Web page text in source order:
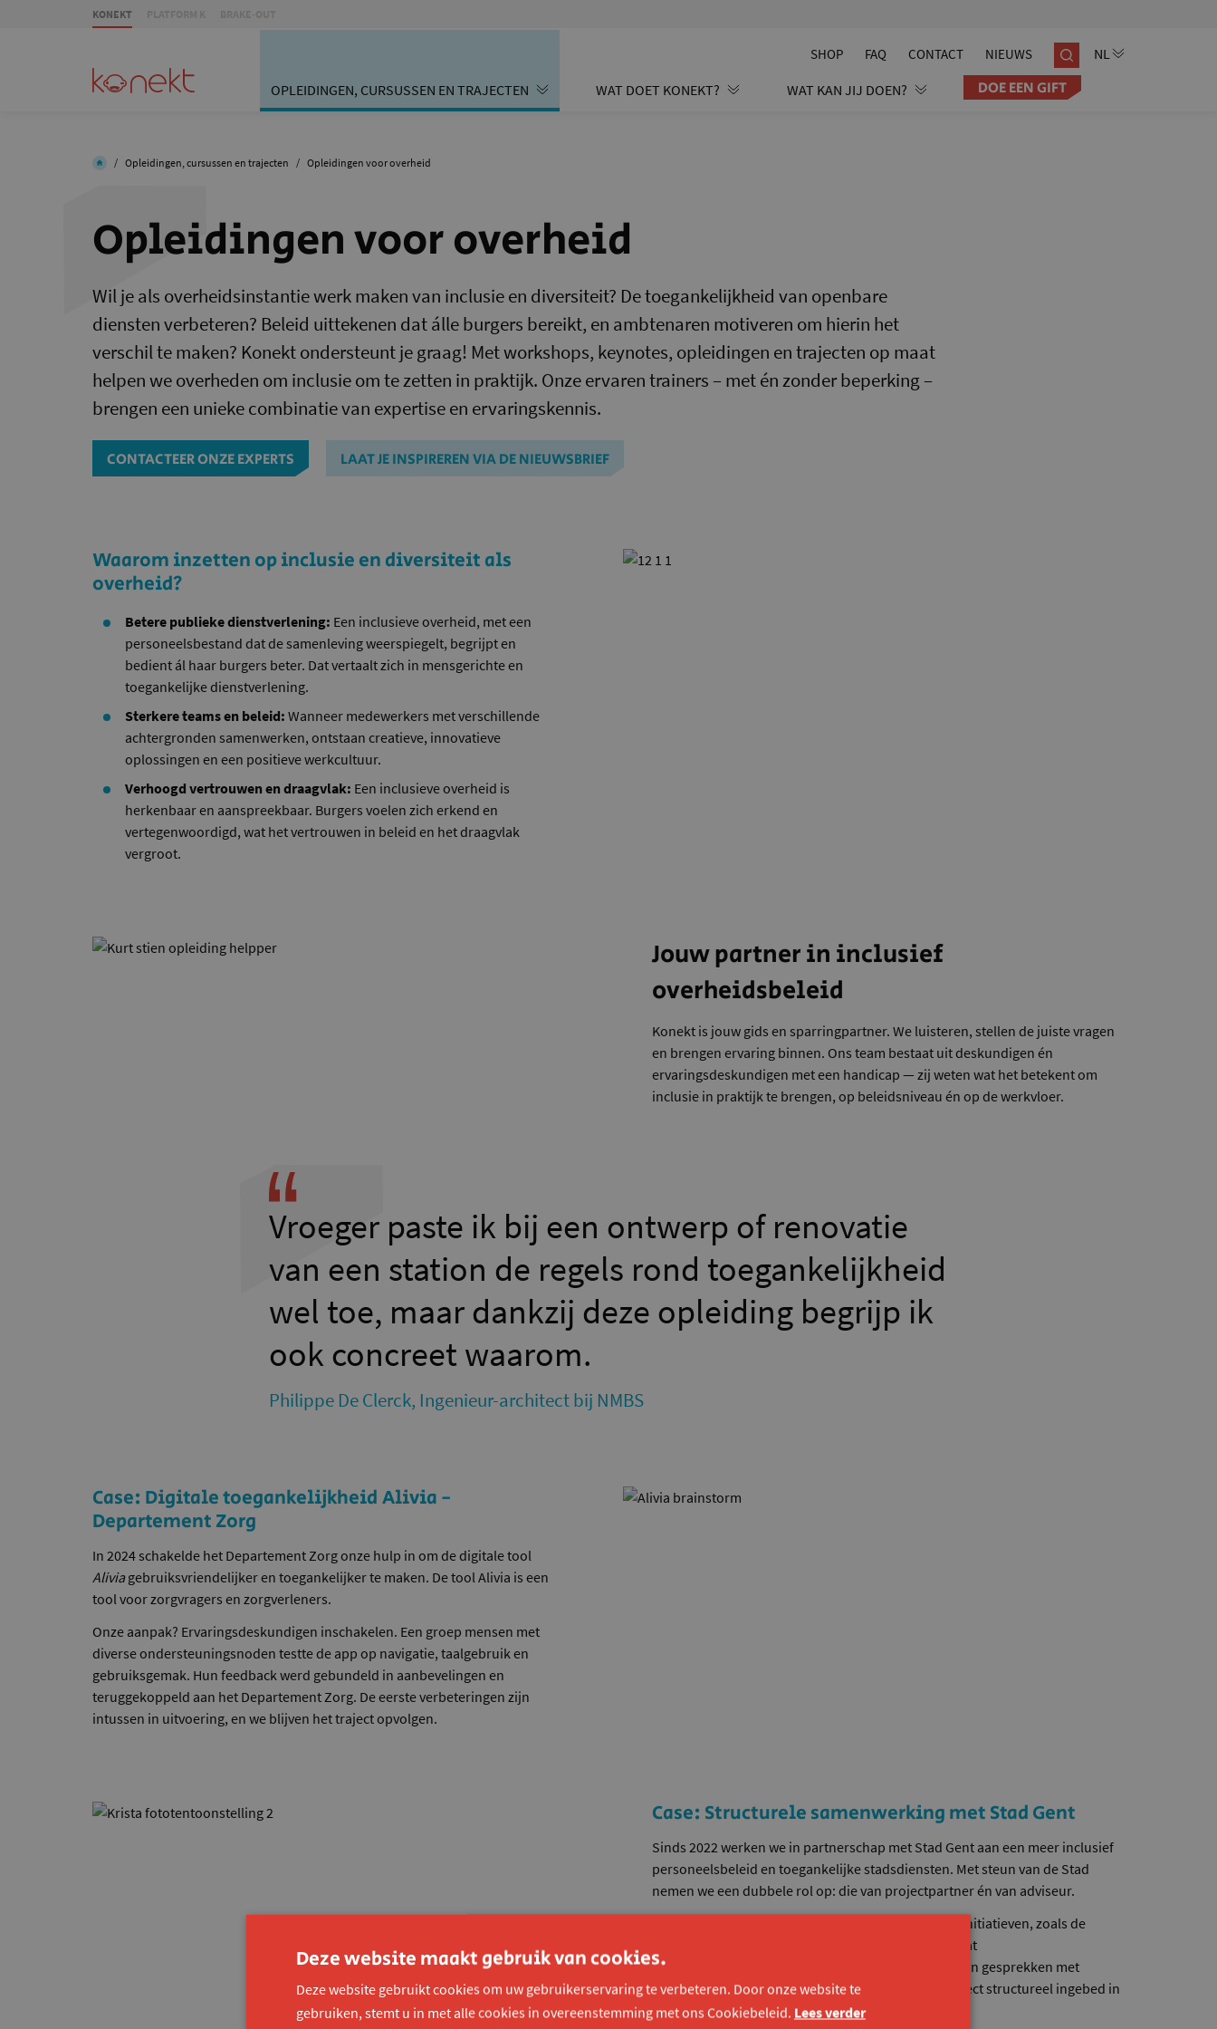
KONEKT
SHOP FAQ CONTACT NIEUWS
OPLEIDINGEN, CURSUSSEN EN TRAJECTEN WAT DOET KONEKT? WAT KAN JIJ DOEN? DOE EEN GIFT
/ Opleidingen, cursussen en trajecten / Opleidingen voor overheid
Opleidingen voor overheid
Wil je als overheidsinstantie werk maken van inclusie en diversiteit? De toegankelijkheid van openbare
diensten verbeteren? Beleid uittekenen dat álle burgers bereikt, en ambtenaren motiveren om hierin het
verschil te maken? Konekt ondersteunt je graag! Met workshops, keynotes, opleidingen en trajecten op maat
helpen we overheden om inclusie om te zetten in praktijk. Onze ervaren trainers – met én zonder beperking –
brengen een unieke combinatie van expertise en ervaringskennis.
CONTACTEER ONZE EXPERTS LAAT JE INSPIREREN VIA DE NIEUWSBRIEF
Waarom inzetten op inclusie en diversiteit als
overheid?
Betere publieke dienstverlening: Een inclusieve overheid, met een
personeelsbestand dat de samenleving weerspiegelt, begrijpt en
bedient ál haar burgers beter. Dat vertaalt zich in mensgerichte en
toegankelijke dienstverlening.
Sterkere teams en beleid: Wanneer medewerkers met verschillende
achtergronden samenwerken, ontstaan creatieve, innovatieve
oplossingen en een positieve werkcultuur.
Verhoogd vertrouwen en draagvlak: Een inclusieve overheid is
herkenbaar en aanspreekbaar. Burgers voelen zich erkend en
vertegenwoordigd, wat het vertrouwen in beleid en het draagvlak
vergroot.
Jouw partner in inclusief
overheidsbeleid
Konekt is jouw gids en sparringpartner. We luisteren, stellen de juiste vragen
en brengen ervaring binnen. Ons team bestaat uit deskundigen én
ervaringsdeskundigen met een handicap — zij weten wat het betekent om
inclusie in praktijk te brengen, op beleidsniveau én op de werkvloer.
Vroeger paste ik bij een ontwerp of renovatie
van een station de regels rond toegankelijkheid
wel toe, maar dankzij deze opleiding begrijp ik
ook concreet waarom.
Philippe De Clerck, Ingenieur-architect bij NMBS
Case: Digitale toegankelijkheid Alivia -
Departement Zorg
In 2024 schakelde het Departement Zorg onze hulp in om de digitale tool
Aliviagebruiksvriendelijker en toegankelijker te maken. De tool Alivia is een
tool voor zorgvragers en zorgverleners.
Onze aanpak? Ervaringsdeskundigen inschakelen. Een groep mensen met
diverse ondersteuningsnoden testte de app op navigatie, taalgebruik en
gebruiksgemak. Hun feedback werd gebundeld in aanbevelingen en
teruggekoppeld aan het Departement Zorg. De eerste verbeteringen zijn
intussen in uitvoering, en we blijven het traject opvolgen.
Case: Structurele samenwerking met Stad Gent
Sinds 2022 werken we in partnerschap met Stad Gent aan een meer inclusief
personeelsbeleid en toegankelijke stadsdiensten. Met steun van de Stad
nemen we een dubbele rol op: die van projectpartner én van adviseur.
bouwen we samen aan concrete initiatieven, zoals de
, een online platform dat
eerstelijnsmedewerkers van Stad Gent ondersteunt in gesprekken met
burgers die extra noden hebben. Intussen is dat traject structureel ingebed in
het opleidingsaanbod van Stad Gent.
Deze website maakt gebruik van cookies.
Deze website gebruikt cookies om uw gebruikerservaring te verbeteren. Door onze website te
gebruiken, stemt u in met alle cookies in overeenstemming met ons Cookiebeleid. Lees verder